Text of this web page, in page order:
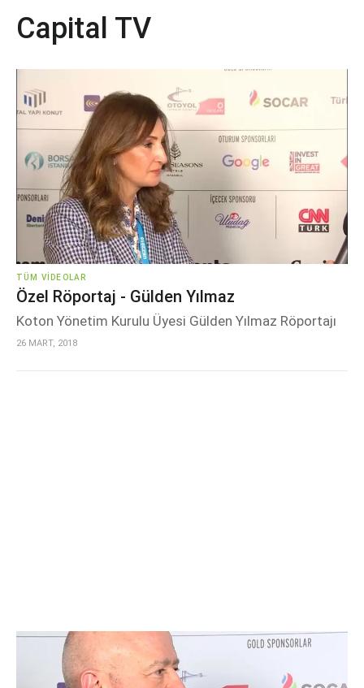
Capital TV
TÜM VIDEOLAR
Özel Röportaj - Gülden Yılmaz
Koton Yönetim Kurulu Üyesi Gülden Yılmaz Röportajı
26 MART, 2018